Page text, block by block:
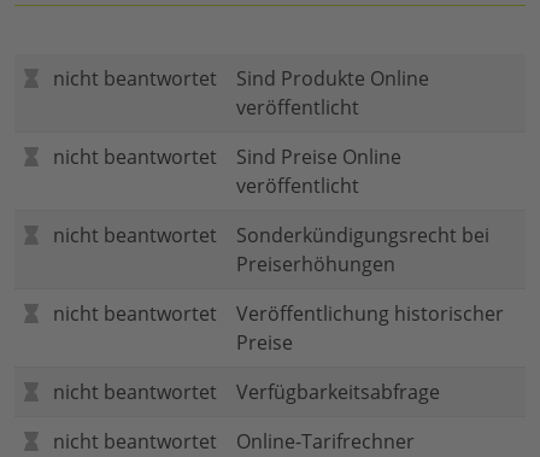
nicht beantwortet
Sind Produkte Online
veröffentlicht
nicht beantwortet
Sind Preise Online
veröffentlicht
nicht beantwortet
Sonderkündigungsrecht bei
Preiserhöhungen
nicht beantwortet
Veröffentlichung historischer
Preise
nicht beantwortet
Verfügbarkeitsabfrage
nicht beantwortet
Online-Tarifrechner